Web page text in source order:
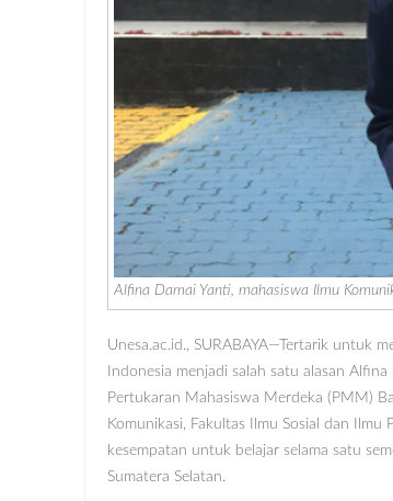
Alfina Damai Yanti, mahasiswa Ilmu
Unesa.ac.id., SURABAYA—Tertarik untuk
Indonesia menjadi salah satu alasan
Pertukaran Mahasiswa Merdeka (PMM)
Komunikasi, Fakultas Ilmu Sosial dan
kesempatan untuk belajar selama satu
Sumatera Selatan.